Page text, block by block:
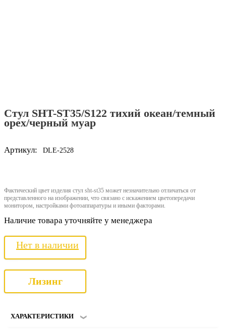
Стул SHT-ST35/S122 тихий океан/темный
орех/черный муар
Артикул: DLE-2528
Фактический цвет изделия стул sht-st35 может незначительно отличаться от
представленного на изображении, что связано с искажением цветопередачи
монитором, настройками фотоаппаратуры и иными факторами.
Наличие товара уточняйте у менеджера
Нет в наличии
Лизинг
ХАРАКТЕРИСТИКИ